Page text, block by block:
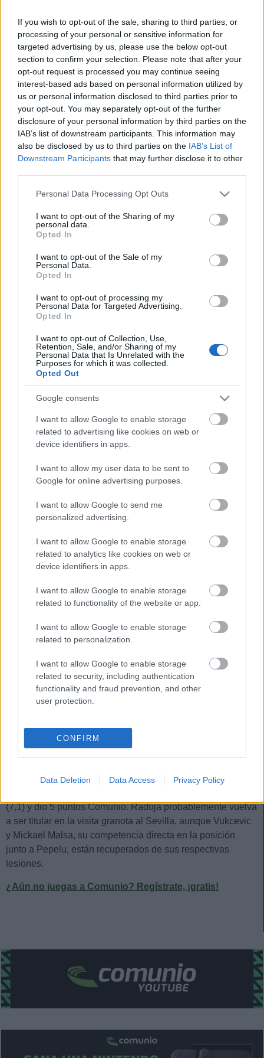
If you wish to opt-out of the sale, sharing to third parties, or
processing of your personal or sensitive information for
targeted advertising by us, please use the below opt-out
section to confirm your selection. Please note that after your
opt-out request is processed you may continue seeing
interest-based ads based on personal information utilized by
us or personal information disclosed to third parties prior to
your opt-out. You may separately opt-out of the further
disclosure of your personal information by third parties on the
IAB’s list of downstream participants. This information may
also be disclosed by us to third parties on the IAB’s List of
Downstream Participants that may further disclose it to other
Please note that this website/app uses one or more Google
not limited to your visit or usage behaviour. You may click to
grant or deny consent to Google and its third-party tags to
use your data for below specified purposes in below Google
consent section.
Personal Data Processing Opt Outs
I want to opt-out of the Sharing of my
personal data.
Opted In
I want to opt-out of the Sale of my
Personal Data.
Opted In
I want to opt-out of processing my
Personal Data for Targeted Advertising.
Opted In
I want to opt-out of Collection, Use,
Retention, Sale, and/or Sharing of my
Personal Data that Is Unrelated with the
Purposes for which it was collected.
Opted Out
Google consents
I want to allow Google to enable storage
related to advertising like cookies on web or
device identifiers in apps.
I want to allow my user data to be sent to
Google for online advertising purposes.
I want to allow Google to send me
personalized advertising.
I want to allow Google to enable storage
related to analytics like cookies on web or
device identifiers in apps.
I want to allow Google to enable storage
related to functionality of the website or app.
I want to allow Google to enable storage
related to personalization.
I want to allow Google to enable storage
related to security, including authentication
functionality and fraud prevention, and other
user protection.
CONFIRM
Data Deletion Data Access Privacy Policy
continuará junto a Martin Valjent en el centro de la defensa
bermellona en la visita al Valencia. El central argentino,
recuperado de una lesión muscular que le mantuvo en el
dique seco un mes, ha sido titular en los dos últimos
partidos del Mallorca en los que ha promediado 4,5 puntos.
Una opción a bajo coste y que está valorando bien para
reforzar tu defensa.
Nemanja Gudelj (Sevilla, centrocampista, 390.000, 6
puntos)
El serbio fue titular en el último partido de Liga por las bajas
de Diego Carlos y Koundé, haciendo pareja en el centro de
Champions y Koundé es seria duda, por lo que Gudelj
puede repetir titularidad en el compromiso ante el Levante.
Quini (Granada, defensa, 410.000, 9 puntos)
Es muy probable que Robert Moreno ponga en Pamplona
un once similar al que derrotó al Sevilla en la jornada 8. En
buen nivel, sumando 4 puntos. El ex del Rayo ha sido titular
en las dos últimas jornadas y parece haberse hecho con el
puesto, desplazando al banquillo a un jugador de la
categoría de Santiago Arias. Tiene un valor de mercado de
410.000 euros.
Jornada 10: cinco centrocampistas por un millón
para tu plantilla
nuevas para revertir su situación.
Aquí te mostramos cinco
un millón que podrían reforzar tu
centro del campo para esta
Toni Moya (Alavés, centrocampista, 800.000, 20 puntos)
El mediocentro babazorro se ha hecho con un puesto en el
jugadas de estrategia de los de Javi Calleja, lo que le
convierte en un futbolista muy útil en Comunio. En la
jornada anterior llegó a un 7,7 en SofaScore (8 puntos) tras
generar 3 pases clave y mandar un balón al palo en un
córner directo. Promedia 5,6 puntos en sus últimas tres
apariciones y tiene un valor de 800.000 euros.
banquillo del Levante y este respondió con creces en el
(7,1) y dio 5 puntos Comunio. Radoja probablemente vuelva
a ser titular en la visita granota al Sevilla, aunque Vukcevic
y Mickael Malsa, su competencia directa en la posición
junto a Pepelu, están recuperados de sus respectivas
lesiones.
¿Aún no juegas a Comunio? Regístrate, ¡gratis!